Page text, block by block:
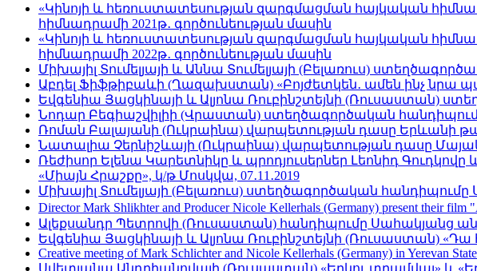
«Կինոյի և հեռուստատեսության զարգմացման հայկական
հիմնադրամի 2021թ․ գործունեության մասին
«Կինոյի և հեռուստատեսության զարգմացման հայկական
հիմնադրամի 2022թ․ գործունեության մասին
Միխայիլ Տումելյայի և Աննա Տումելյայի (Բելառուս)
Աբդել Ֆիֆթիբաևի (Ղազախստան) «Բոյժետկեն․ ամեն ինչ նրա
Եվգենիա Յացկինայի և Ալյոնա Ռուբինշտեյնի (Ռուսաստան)
Նոդար Բեգիաշվիլիի (Վրաստան) ստեղծագործական
Ռոման Բալայանի (Ուկրաինա) վարպետության դասը Երևանի
Նատալիա Չերնիշևայի (Ուկրաինա) վարպետության դասը
Ռեժիսոր Ելենա Կարետնիկը և պրոդյուսերներ Լեոնիդ
«Միայն Հրաշքը», կ/թ Մոսկվա, 07․11․2019
Միխայիլ Տումելյայի (Բելառուս) ստեղծագործական հանդիպումը
Director Mark Shlikhter and Producer Nicole Kellerhals (Germany) present their
Ալեքսանդր Պետրովի (Ռուսաստան) հանդիպումը Սահակյանց
Եվգենիա Յացկինայի և Ալյոնա Ռուբինշտեյնի (Ռուսաստան) «Դա
Creative meeting of Mark Schlichter and Nicole Kellerhals (Germany) in Yerevan
Սվետլանա Անդրիանովայի (Ռուսաստան) «Երկու տրամվայ» և